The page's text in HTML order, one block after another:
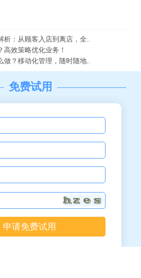
：从顾客入店到离店，全..
效策略优化业务！
？移动化管理，随时随地..
免费试用